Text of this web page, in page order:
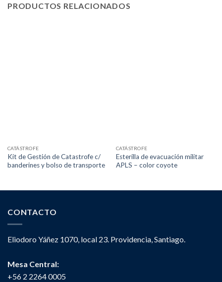
PRODUCTOS RELACIONADOS
CATÁSTROFE
Kit de Gestión de Catastrofe c/
banderines y bolso de transporte
CATÁSTROFE
Esterilla de evacuación militar
APLS – color coyote
CONTACTO
Eliodoro Yáñez 1070, local 23. Providencia, Santiago.
Mesa Central:
+56 2 2264 0005